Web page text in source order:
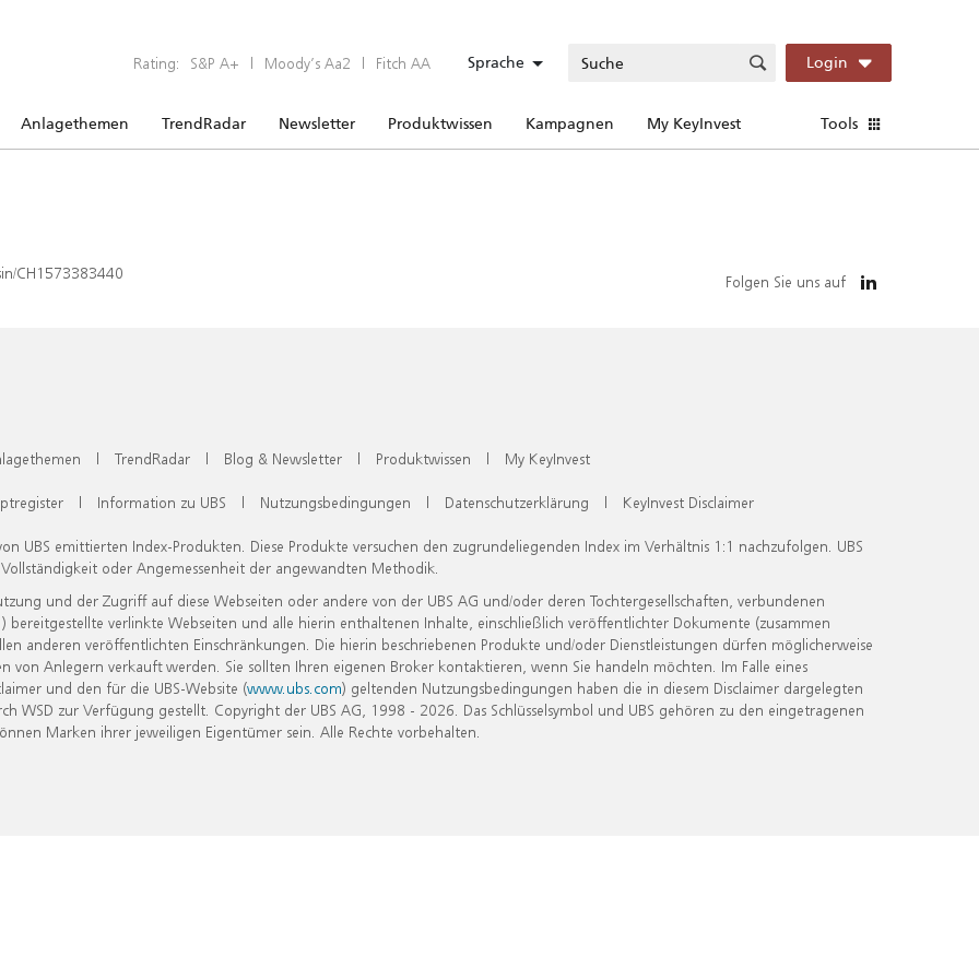
Rating: S&P A+ | Moody’s Aa2 | Fitch AA Sprache Login
Anlagethemen TrendRadar Newsletter Produktwissen Kampagnen My KeyInvest Tools
CH1573383440 Folgen Sie uns auf
| TrendRadar | Blog & Newsletter | Produktwissen | My KeyInvest
| Information zu UBS | Nutzungsbedingungen | Datenschutzerklärung | KeyInvest Disclaimer
UBS emittierten Index-Produkten. Diese Produkte versuchen den zugrundeliegenden Index im Verhältnis 1:1 nachzufolgen. UBS
oder Angemessenheit der angewandten Methodik.
und der Zugriff auf diese Webseiten oder andere von der UBS AG und/oder deren Tochtergesellschaften, verbundenen
verlinkte Webseiten und alle hierin enthaltenen Inhalte, einschließlich veröffentlichter Dokumente (zusammen
anderen veröffentlichten Einschränkungen. Die hierin beschriebenen Produkte und/oder Dienstleistungen dürfen möglicherweise
Anlegern verkauft werden. Sie sollten Ihren eigenen Broker kontaktieren, wenn Sie handeln möchten. Im Falle eines
und den für die UBS-Website (www.ubs.com) geltenden Nutzungsbedingungen haben die in diesem Disclaimer dargelegten
zur Verfügung gestellt. Copyright der UBS AG, 1998 - 2026. Das Schlüsselsymbol und UBS gehören zu den eingetragenen
Marken ihrer jeweiligen Eigentümer sein. Alle Rechte vorbehalten.